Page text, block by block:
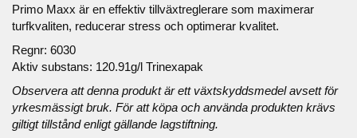
Primo Maxx är en effektiv tillväxtreglerare som maximerar
turfkvaliten, reducerar stress och optimerar kvalitet.
Regnr: 6030
Aktiv substans: 120.91g/l Trinexapak
Observera att denna produkt är ett växtskyddsmedel avsett för
yrkesmässigt bruk. För att köpa och använda produkten krävs
giltigt tillstånd enligt gällande lagstiftning.